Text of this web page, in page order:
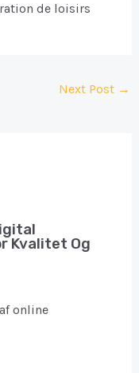
de loisirs
Next Post →
Kvalitet Og
online